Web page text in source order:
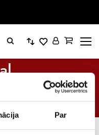
Par
components /
Manual